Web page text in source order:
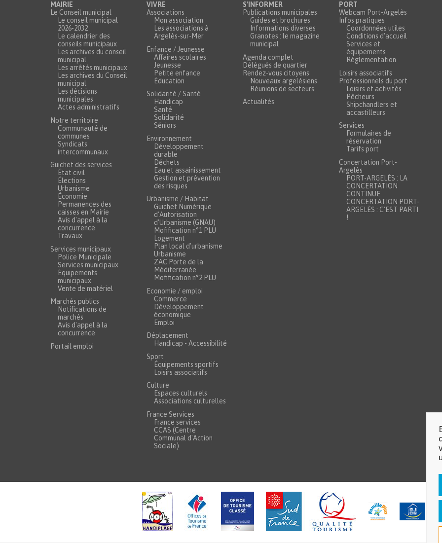
MAIRIE
Le Conseil municipal
Le conseil municipal
2026-2032
Le calendrier des
conseils municipaux
Les archives du conseil
municipal
Les arrêtés municipaux
Les archives du Conseil
municipal
Les décisions
municipales
Actes administratifs
Notre territoire
Communauté de
communes
Syndicats
intercommunaux
Guichet des services
État civil
Élections
Urbanisme
Économie
Permanences des
caisses en Mairie
Avis d'appel à la
concurrence
Travaux
Services municipaux
Police Municipale
Services municipaux
Équipements
municipaux
Vente de matériel
Marchés publics
Notifications de
marchés
Avis d'appel à la
concurrence
Portail emploi
VIVRE
Associations
Mon association
Les associations à
Argelès-sur-Mer
Enfance / Jeunesse
Affaires scolaires
Jeunesse
Petite enfance
Éducation
Solidarité / Santé
Handicap
Santé
Solidarité
Séniors
Environnement
Développement
durable
Déchets
Eau et assainissement
Gestion et prévention
des risques
Urbanisme / Habitat
Guichet Numérique
d'Autorisation
d'Urbanisme (GNAU)
Mofification n°1 PLU
Logement
Plan local d'urbanisme
Urbanisme
ZAC Porte de la
Méditerranée
Mofification n°2 PLU
Economie / emploi
Commerce
Développement
économique
Emploi
Déplacement
Handicap - Accessibilité
Sport
Équipements sportifs
Loisirs associatifs
Culture
Espaces culturels
Associations culturelles
France Services
France services
CCAS (Centre
Communal d'Action
Sociale)
S'INFORMER
Publications municipales
Guides et brochures
Informations diverses
Granotes : le magazine
municipal
Agenda complet
Délégués de quartier
Rendez-vous citoyens
Nouveaux argelésiens
Réunions de secteurs
Actualités
PORT
Webcam Port-Argelès
Infos pratiques
Coordonnées utiles
Conditions d'accueil
Services et
équipements
Réglementation
Loisirs associatifs
Professionnels du port
Loisirs et activités
Pêcheurs
Shipchandlers et
accastilleurs
Services
Formulaires de
réservation
Tarifs port
Concertation Port-
Argelès
PORT-ARGELÈS : LA
CONCERTATION
CONTINUE
CONCERTATION PORT-
ARGELÈS : C'EST PARTI
!